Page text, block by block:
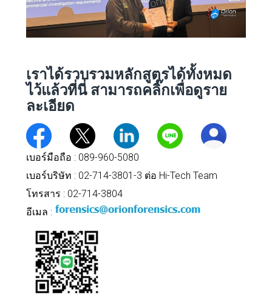
เราได้รวบรวมหลักสูตรได้ทั้งหมด
ไว้แล้วที่นี่สามารถคลิ๊กเพื่อดูราย
ละเอียด
เบอร์มือถือ : 089-960-5080
เบอร์บริษัท : 02-714-3801-3 ต่อ Hi-Tech Team
โทรสาร : 02-714-3804
อีเมล :